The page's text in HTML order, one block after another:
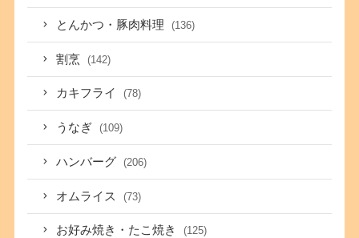
とんかつ・豚肉料理 (136)
割烹 (142)
カキフライ (78)
うなぎ (109)
ハンバーグ (206)
オムライス (73)
お好み焼き・たこ焼き (125)